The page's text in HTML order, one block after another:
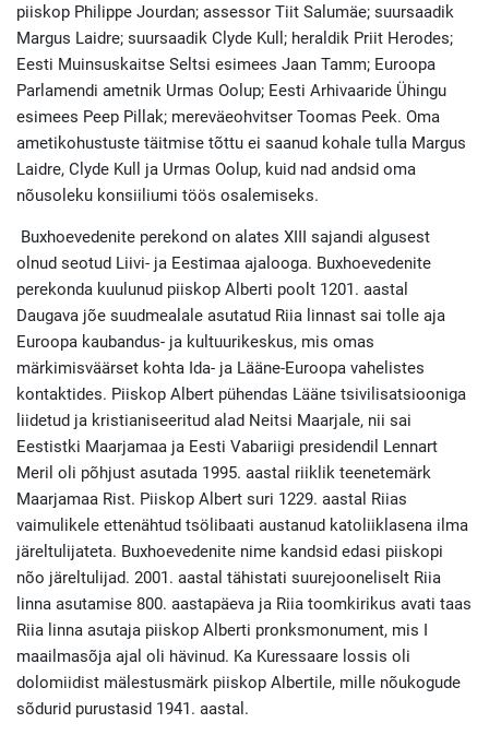
piiskop Philippe Jourdan; assessor Tiit Salumäe; suursaadik
Margus Laidre; suursaadik Clyde Kull; heraldik Priit Herodes;
Eesti Muinsuskaitse Seltsi esimees Jaan Tamm; Euroopa
Parlamendi ametnik Urmas Oolup; Eesti Arhivaaride Ühingu
esimees Peep Pillak; mereväeohvitser Toomas Peek. Oma
ametikohustuste täitmise tõttu ei saanud kohale tulla Margus
Laidre, Clyde Kull ja Urmas Oolup, kuid nad andsid oma
nõusoleku konsiiliumi töös osalemiseks.
Buxhoevedenite perekond on alates XIII sajandi algusest
olnud seotud Liivi- ja Eestimaa ajalooga. Buxhoevedenite
perekonda kuulunud piiskop Alberti poolt 1201. aastal
Daugava jõe suudmealale asutatud Riia linnast sai tolle aja
Euroopa kaubandus- ja kultuurikeskus, mis omas
märkimisväärset kohta Ida- ja Lääne-Euroopa vahelistes
kontaktides. Piiskop Albert pühendas Lääne tsivilisatsiooniga
liidetud ja kristianiseeritud alad Neitsi Maarjale, nii sai
Eestistki Maarjamaa ja Eesti Vabariigi presidendil Lennart
Meril oli põhjust asutada 1995. aastal riiklik teenetemärk
Maarjamaa Rist. Piiskop Albert suri 1229. aastal Riias
vaimulikele ettenähtud tsölibaati austanud katoliiklasena ilma
järeltulijateta. Buxhoevedenite nime kandsid edasi piiskopi
nõo järeltulijad. 2001. aastal tähistati suurejooneliselt Riia
linna asutamise 800. aastapäeva ja Riia toomkirikus avati taas
Riia linna asutaja piiskop Alberti pronksmonument, mis I
maailmasõja ajal oli hävinud. Ka Kuressaare lossis oli
dolomiidist mälestusmärk piiskop Albertile, mille nõukogude
sõdurid purustasid 1941. aastal.